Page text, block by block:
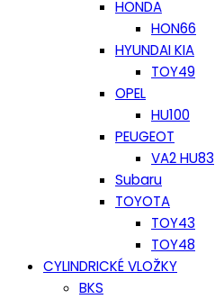
HONDA
HON66
HYUNDAI KIA
TOY49
OPEL
HU100
PEUGEOT
VA2 HU83
Subaru
TOYOTA
TOY43
TOY48
CYLINDRICKÉ VLOŽKY
BKS